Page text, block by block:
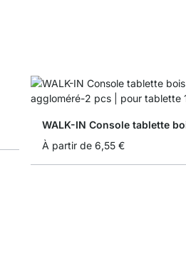
À partir de 6,55 €